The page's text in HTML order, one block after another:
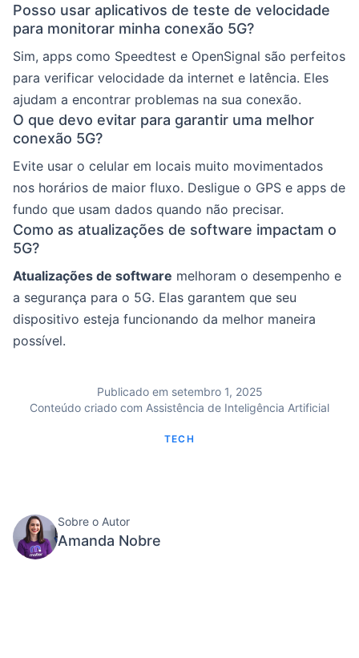
Posso usar aplicativos de teste de velocidade
para monitorar minha conexão 5G?
Sim, apps como Speedtest e OpenSignal são perfeitos
para verificar velocidade da internet e latência. Eles
ajudam a encontrar problemas na sua conexão.
O que devo evitar para garantir uma melhor
conexão 5G?
Evite usar o celular em locais muito movimentados
nos horários de maior fluxo. Desligue o GPS e apps de
fundo que usam dados quando não precisar.
Como as atualizações de software impactam o
5G?
Atualizações de software melhoram o desempenho e
a segurança para o 5G. Elas garantem que seu
dispositivo esteja funcionando da melhor maneira
possível.
Publicado em setembro 1, 2025
Conteúdo criado com Assistência de Inteligência Artificial
TECH
Sobre o Autor
Amanda Nobre